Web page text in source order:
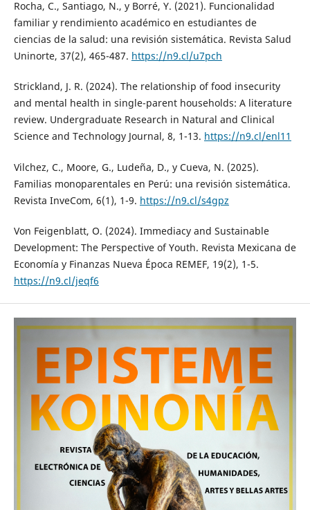
Rocha, C., Santiago, N., y Borré, Y. (2021). Funcionalidad
familiar y rendimiento académico en estudiantes de
ciencias de la salud: una revisión sistemática. Revista Salud
Uninorte, 37(2), 465-487. https://n9.cl/u7pch
Strickland, J. R. (2024). The relationship of food insecurity
and mental health in single-parent households: A literature
review. Undergraduate Research in Natural and Clinical
Science and Technology Journal, 8, 1-13. https://n9.cl/enl11
Vilchez, C., Moore, G., Ludeña, D., y Cueva, N. (2025).
Familias monoparentales en Perú: una revisión sistemática.
Revista InveCom, 6(1), 1-9. https://n9.cl/s4gpz
Von Feigenblatt, O. (2024). Immediacy and Sustainable
Development: The Perspective of Youth. Revista Mexicana de
Economía y Finanzas Nueva Época REMEF, 19(2), 1-5.
https://n9.cl/jeqf6